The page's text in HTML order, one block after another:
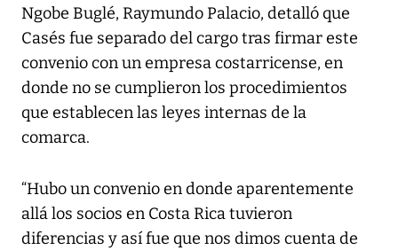
Ngobe Buglé, Raymundo Palacio, detalló que
Casés fue separado del cargo tras firmar este
convenio con un empresa costarricense, en
donde no se cumplieron los procedimientos
que establecen las leyes internas de la
comarca.
“Hubo un convenio en donde aparentemente
allá los socios en Costa Rica tuvieron
diferencias y así fue que nos dimos cuenta de